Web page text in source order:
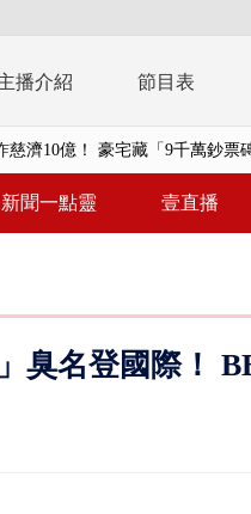
播介紹 節目表
慈濟10億！ 豪宅藏「9千萬鈔票
定！ 「一鴨三吃」、「客家攪福
新聞一點靈 壹直播
臭名登國際！